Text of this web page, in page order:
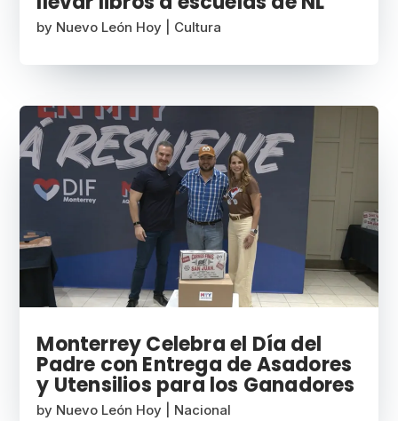
by Nuevo León Hoy Cultura
Monterrey Celebra el Día del
Padre con Entrega de Asadores
y Utensilios para los Ganadores
by Nuevo León Hoy Nacional